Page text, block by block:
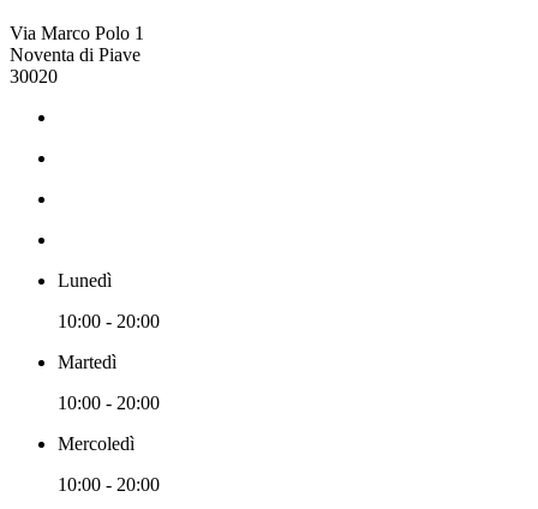
Via Marco Polo 1
Noventa di Piave
30020
Lunedì
10:00 - 20:00
Martedì
10:00 - 20:00
Mercoledì
10:00 - 20:00